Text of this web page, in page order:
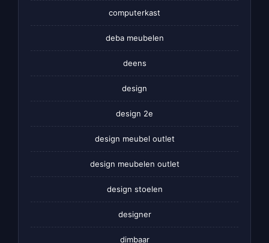
computerkast
deba meubelen
deens
design
design 2e
design meubel outlet
design meubelen outlet
design stoelen
designer
dimbaar